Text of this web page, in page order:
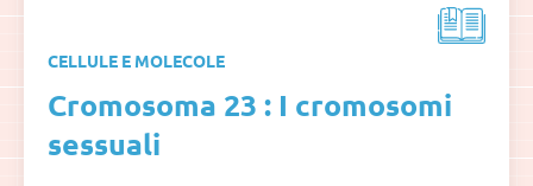
CELLULE E MOLECOLE
Cromosoma 23 : I cromosomi
sessuali